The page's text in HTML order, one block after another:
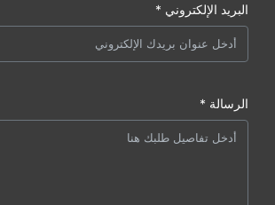
البريد الإلكتروني *
الرسالة *